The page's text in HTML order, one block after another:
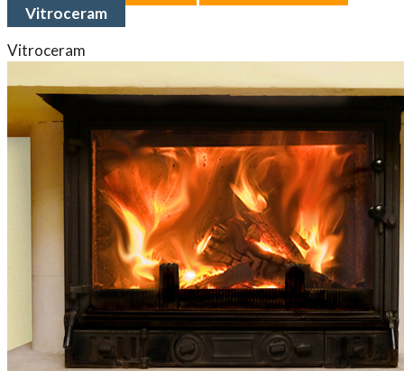
Vitroceram
Vitroceram